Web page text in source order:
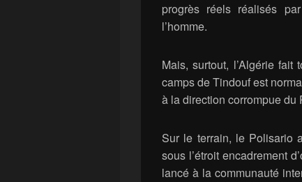
progrès réels réalisés
l’homme.
Mais, surtout, l’Algérie
camps de Tindouf est
à la direction corrompue du
Sur le terrain, le Polisario
sous l’étroit encadrement
lancé à la communauté